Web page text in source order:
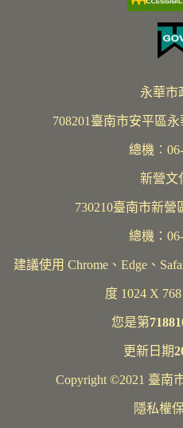
永華市
708201臺南市安平區
總機
新營文
730210臺南市新營
總機：
建議使用 Chrome、Edge、
度 1024 X
您是第
更新日期
Copyright ©2021 臺南
隱私權